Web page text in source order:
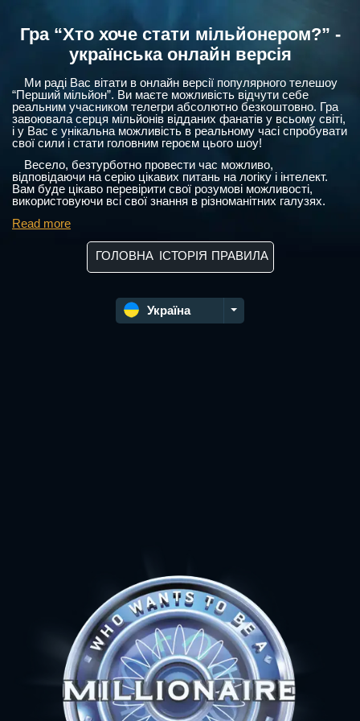
Гра “Хто хоче стати мільйонером?” -
українська онлайн версія
Ми раді Вас вітати в онлайн версії популярного телешоу
“Перший мільйон”. Ви маєте можливість відчути себе
реальним учасником телегри абсолютно безкоштовно. Гра
завоювала серця мільйонів відданих фанатів у всьому світі,
і у Вас є унікальна можливість в реальному часі спробувати
свої сили і стати головним героєм цього шоу!
Весело, безтурботно провести час можливо,
відповідаючи на серію цікавих питань на логіку і інтелект.
Вам буде цікаво перевірити свої розумові можливості,
використовуючи всі свої знання в різноманітних галузях.
Read more
ГОЛОВНА ІСТОРІЯ ПРАВИЛА
Україна
15 ₴ 1 000 000
14 ₴ 500 000
13 ₴ 250 000
12 ₴ 125 000